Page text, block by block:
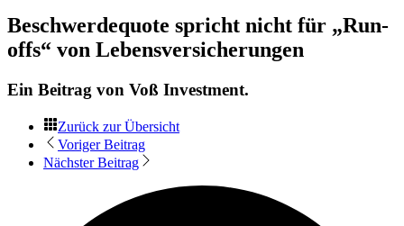
Beschwerdequote spricht nicht für „Run-
offs“ von Lebensversicherungen
Ein Beitrag von Voß Investment.
Zurück zur Übersicht
Voriger Beitrag
Nächster Beitrag